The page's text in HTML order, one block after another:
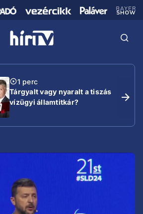
1 perc
Tárgyalt vagy nyaralt a tiszás
vízügyi államtitkár?